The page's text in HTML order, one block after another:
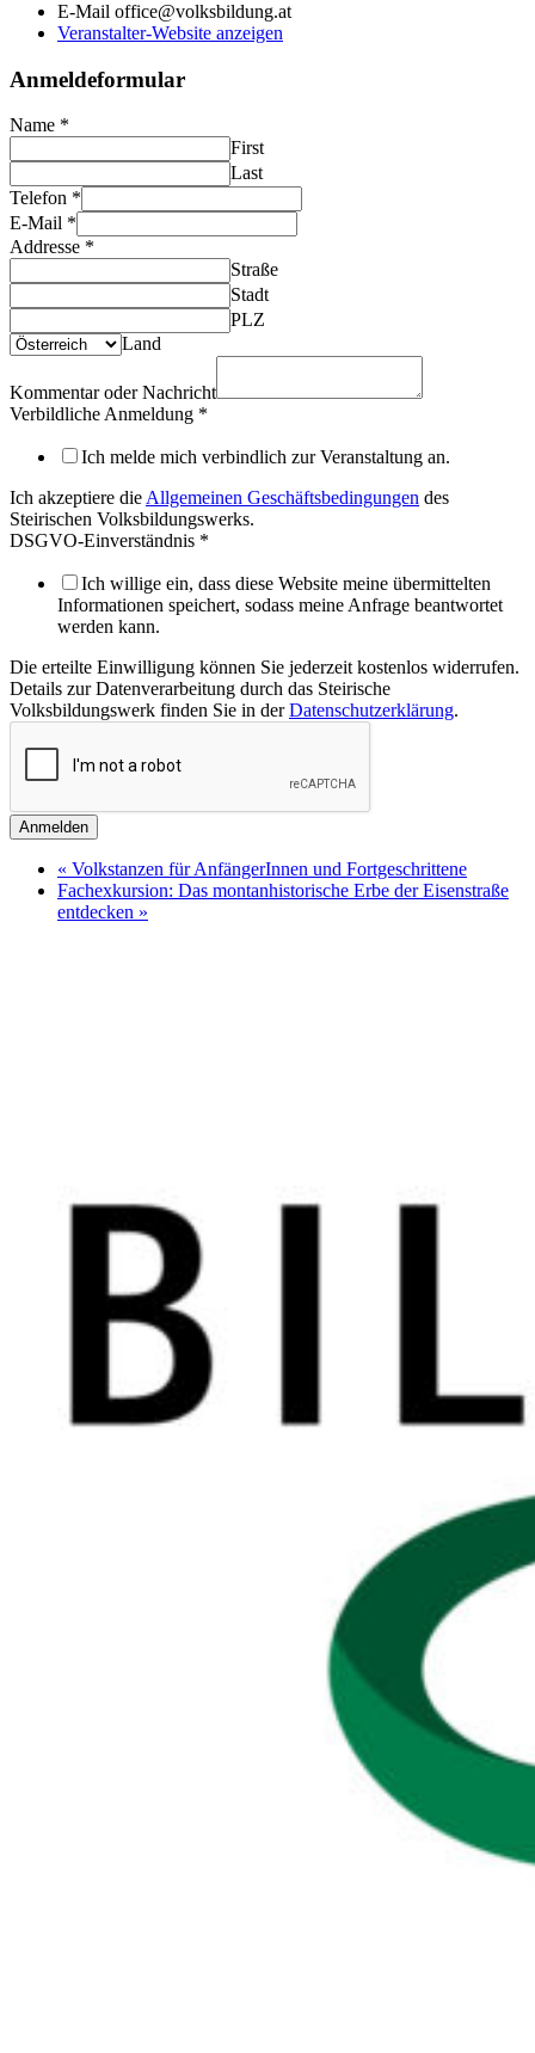
E-Mail office@volksbildung.at
Veranstalter-Website anzeigen
Anmeldeformular
Name *
First
Last
Telefon *
E-Mail *
Addresse *
Straße
Stadt
PLZ
Land
Kommentar oder Nachricht
Verbildliche Anmeldung *
Ich melde mich verbindlich zur Veranstaltung an.
Ich akzeptiere die Allgemeinen Geschäftsbedingungen des
Steirischen Volksbildungswerks.
DSGVO-Einverständnis *
Ich willige ein, dass diese Website meine übermittelten
Informationen speichert, sodass meine Anfrage beantwortet
werden kann.
Die erteilte Einwilligung können Sie jederzeit kostenlos widerrufen.
Details zur Datenverarbeitung durch das Steirische
Volksbildungswerk finden Sie in derDatenschutzerklärung.
Anmelden
« Volkstanzen für AnfängerInnen und Fortgeschrittene
Fachexkursion: Das montanhistorische Erbe der Eisenstraße
entdecken »